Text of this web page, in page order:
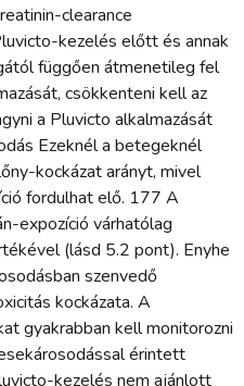
clearance
kezelés előtt és annak
függően átmenetileg fel
csökkenteni kell az
a Pluvicto alkalmazását
Ezeknél a betegeknél
kockázat arányt, mivel
fordulhat elő. 177 A
expozíció várhatólag
(lásd 5.2 pont). Enyhe
szenvedő
kockázata. A
gyakrabban kell monitorozni
érintett
kezelés nem ajánlott